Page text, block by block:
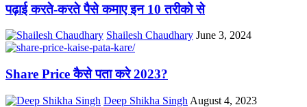
पढ़ाई करते-करते पैसे कमाए इन 10 तरीको से
Shailesh Chaudhary June 3, 2024
Share Price कैसे पता करे 2023?
Deep Shikha Singh August 4, 2023